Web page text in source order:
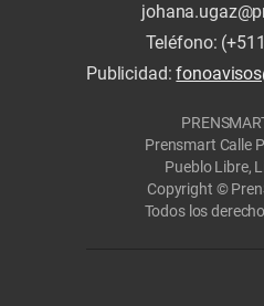
Teléfono:
Publicidad:
Prensmart Calle
Pueblo Libre,
Copyright ©
Todos los